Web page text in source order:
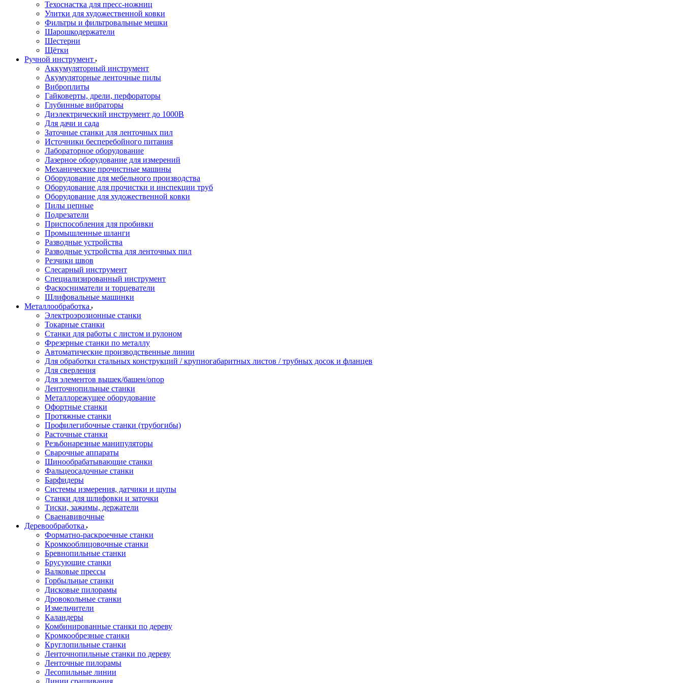
Техоснастка для пресс-ножниц
Улитки для художественной ковки
Фильтры и фильтровальные мешки
Шарошкодержатели
Шестерни
Щётки
Ручной инструмент
Аккумуляторный инструмент
Акумуляторные ленточные пилы
Виброплиты
Гайковерты, дрели, перфораторы
Глубинные вибраторы
Диэлектрический инструмент до 1000В
Для дачи и сада
Заточные станки для ленточных пил
Источники бесперебойного питания
Лабораторное оборудование
Лазерное оборудование для измерений
Механические прочистные машины
Оборудование для мебельного производства
Оборудование для прочистки и инспекции труб
Оборудование для художественной ковки
Пилы цепные
Подрезатели
Приспособления для пробивки
Промышленные шланги
Разводные устройства
Разводные устройства для ленточных пил
Резчики швов
Слесарный инструмент
Специализированный инструмент
Фаскосниматели и торцеватели
Шлифовальные машинки
Металлообработка
Электроэрозионные станки
Токарные станки
Станки для работы с листом и рулоном
Фрезерные станки по металлу
Автоматические производственные линии
Для обработки стальных конструкций / крупногабаритных листов / трубных досок и фланцев
Для сверления
Для элементов вышек/башен/опор
Ленточнопильные станки
Металлорежущее оборудование
Офортные станки
Протяжные станки
Профилегибочные станки (трубогибы)
Расточные станки
Резьбонарезные манипуляторы
Сварочные аппараты
Шинообрабатывающие станки
Фальцеосадочные станки
Барфидеры
Системы измерения, датчики и щупы
Станки для шлифовки и заточки
Тиски, зажимы, держатели
Cваенавивочные
Деревообработка
Форматно-раскроечные станки
Кромкооблицовочные станки
Бревнопильные станки
Брусующие станки
Валковые прессы
Горбыльные станки
Дисковые пилорамы
Дровокольные станки
Измельчители
Каландеры
Комбинированные станки по дереву
Кромкообрезные станки
Круглопильные станки
Ленточнопильные станки по дереву
Ленточные пилорамы
Лесопильные линии
Линии сращивания